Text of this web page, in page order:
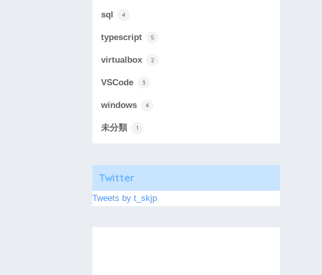
sql 4
typescript 5
virtualbox 2
VSCode 3
windows 4
未分類 1
Twitter
Tweets by t_skjp